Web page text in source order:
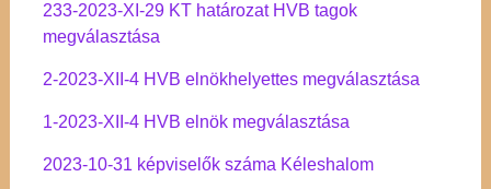
233-2023-XI-29 KT határozat HVB tagok
megválasztása
2-2023-XII-4 HVB elnökhelyettes megválasztása
1-2023-XII-4 HVB elnök megválasztása
2023-10-31 képviselők száma Kéleshalom